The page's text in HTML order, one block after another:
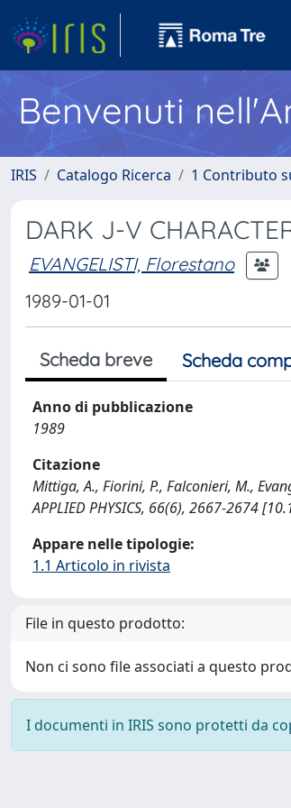
Benvenuti
IRIS Catalogo Ricerca 1 Contributo
DARK J-V
EVANGELISTI, Florestano
1989-01-01
Scheda breve Scheda
Anno di pubblicazione
1989
Citazione
Mittiga, A., Fiorini, P., Falconieri, M.,
APPLIED PHYSICS, 66(6), 2667-2674
Appare nelle tipologie:
1.1 Articolo in rivista
File in questo prodotto:
Non ci sono file associati a questo
I documenti in IRIS sono protetti da